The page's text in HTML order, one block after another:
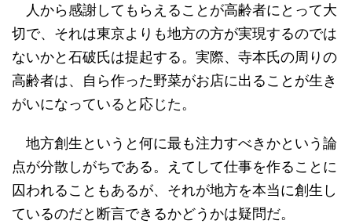
人から感謝してもらえることが高齢者にとって大
切で、それは東京よりも地方の方が実現するのでは
ないかと石破氏は提起する。実際、寺本氏の周りの
高齢者は、自ら作った野菜がお店に出ることが生き
がいになっていると応じた。
地方創生というと何に最も注力すべきかという論
点が分散しがちである。えてして仕事を作ることに
囚われることもあるが、それが地方を本当に創生し
ているのだと断言できるかどうかは疑問だ。